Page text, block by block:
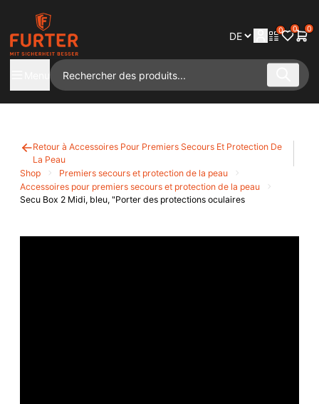
0 0 0
Retour à Accessoires Pour Premiers Secours Et Protection De
La Peau
Shop
Premiers secours et protection de la peau
Accessoires pour premiers secours et protection de la peau
Secu Box 2 Midi, bleu, "Porter des protections oculaires